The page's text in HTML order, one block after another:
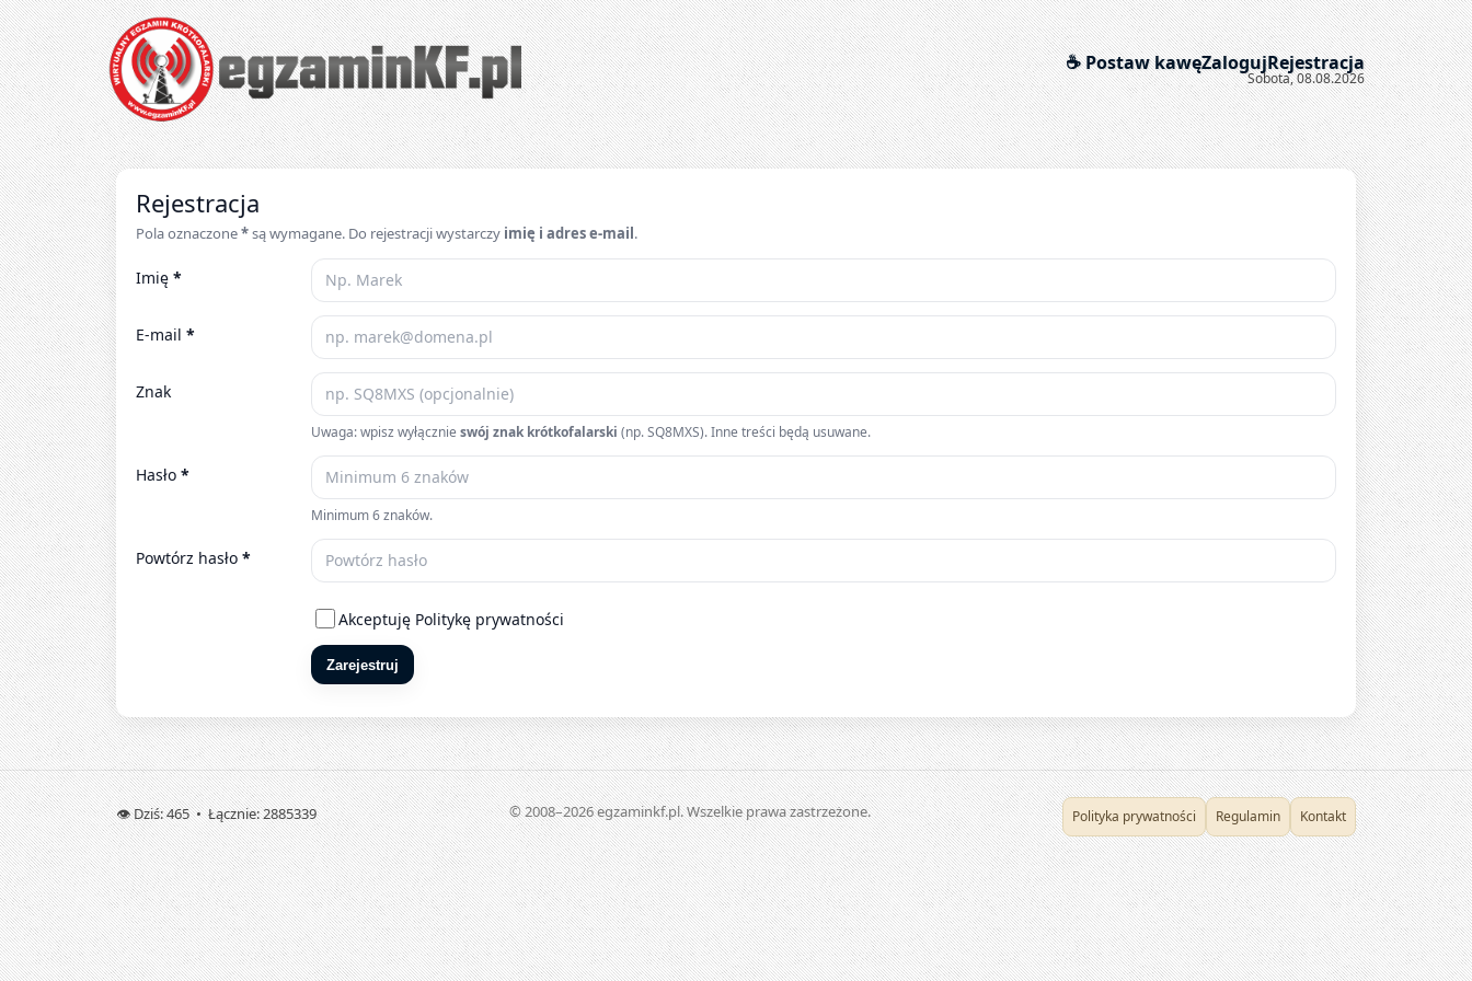
Egzaminy krótkofalarskie online – testy UKE i nauka do egzaminu
☕ Postaw kawęZalogujRejestracja
Sobota, 08.08.2026
Rejestracja
Pola oznaczone*są wymagane. Do rejestracji wystarczy imię i adres e-mail.
Imię *
E-mail *
Znak
Uwaga: wpisz wyłącznie swój znak krótkofalarski (np. SQ8MXS). Inne treści będą usuwane.
Hasło *
Minimum 6 znaków.
Powtórz hasło *
Akceptuję Politykę prywatności
Zarejestruj
👁️ Dziś: 465 • Łącznie: 2885339 © 2008–2026 egzaminkf.pl. Wszelkie prawa zastrzeżone. Polityka prywatności Regulamin Kontakt